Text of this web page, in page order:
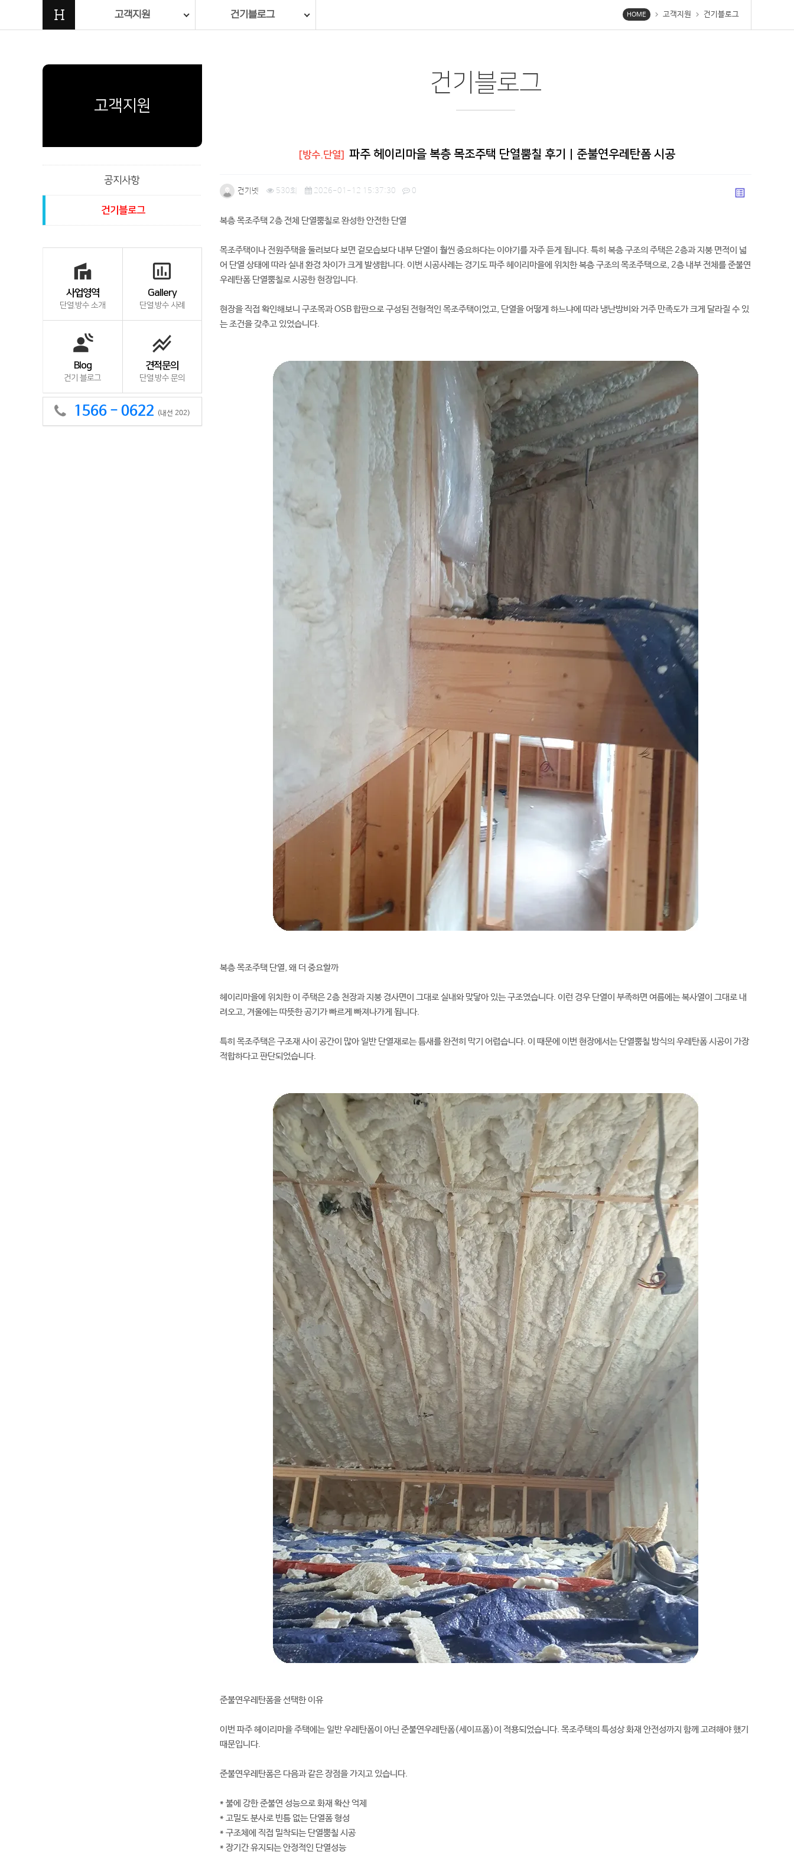
H 고객지원 건기블로그 HOME chevron_right 고객지원 chevron_right 건기블로그
고객지원
공지사항
건기블로그
villa
사업영역
단열.방수 소개
insert_chart_outlined
Gallery
단열.방수 사례
spatial_audio
Blog
건기 블로그
stacked_line_chart
견적문의
단열.방수 문의
1566 - 0622 (내선 202)
건기블로그
[방수.단열] 파주 헤이리마을 복층 목조주택 단열뿜칠 후기｜준불연우레탄폼 시공
건기넷 530회 2026-01-12 15:37:30 0 list_alt
본문
복층 목조주택 2층 전체 단열뿜칠로 완성한 안전한 단열
목조주택이나 전원주택을 둘러보다 보면 겉모습보다 내부 단열이 훨씬 중요하다는 이야기를 자주 듣게 됩니다. 특히 복층 구조의 주택은 2층과 지붕 면적이 넓
어 단열 상태에 따라 실내 환경 차이가 크게 발생합니다. 이번 시공사례는 경기도 파주 헤이리마을에 위치한 복층 구조의 목조주택으로, 2층 내부 전체를 준불연
우레탄폼 단열뿜칠로 시공한 현장입니다.
현장을 직접 확인해보니 구조목과 OSB 합판으로 구성된 전형적인 목조주택이었고, 단열을 어떻게 하느냐에 따라 냉난방비와 거주 만족도가 크게 달라질 수 있
는 조건을 갖추고 있었습니다.
복층 목조주택 단열, 왜 더 중요할까
헤이리마을에 위치한 이 주택은 2층 천장과 지붕 경사면이 그대로 실내와 맞닿아 있는 구조였습니다. 이런 경우 단열이 부족하면 여름에는 복사열이 그대로 내
려오고, 겨울에는 따뜻한 공기가 빠르게 빠져나가게 됩니다.
특히 목조주택은 구조재 사이 공간이 많아 일반 단열재로는 틈새를 완전히 막기 어렵습니다. 이 때문에 이번 현장에서는 단열뿜칠 방식의 우레탄폼 시공이 가장
적합하다고 판단되었습니다.
준불연우레탄폼을 선택한 이유
이번 파주 헤이리마을 주택에는 일반 우레탄폼이 아닌 준불연우레탄폼(세이프폼)이 적용되었습니다. 목조주택의 특성상 화재 안전성까지 함께 고려해야 했기
때문입니다.
준불연우레탄폼은 다음과 같은 장점을 가지고 있습니다.
* 불에 강한 준불연 성능으로 화재 확산 억제
* 고밀도 분사로 빈틈 없는 단열폼 형성
* 구조체에 직접 밀착되는 단열뿜칠 시공
* 장기간 유지되는 안정적인 단열성능